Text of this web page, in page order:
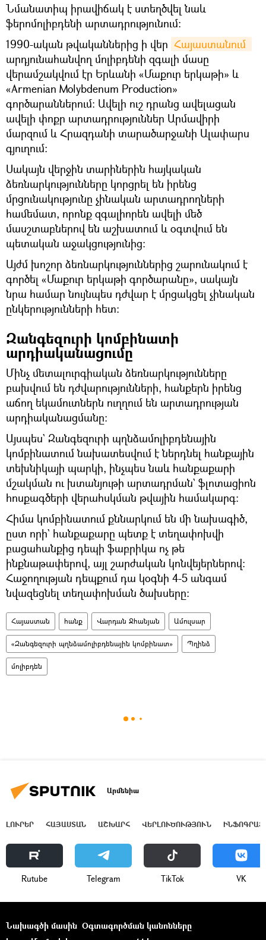
Նմանատիպ իրավիճակ է ստեղծվել նաև
ֆերոմոլիբդենի արտադրությունում։
1990-ական թվականներից ի վեր
արդյունահանվող մոլիբդենի զգալի մասը
վերամշակվում էր Երևանի «Մաքուր երկաթի» և
«Armenian Molybdenum Production»
գործարաններում։ Ավելի ուշ դրանց ավելացան
ավելի փոքր արտադրություններ Արմավիրի
մարզում և Հրազդանի տարածարջանի Ալափարս
գյուղում։
Սակայն վերջին տարիներին հայկական
ձեռնարկությունները կորցրել են իրենց
մրցունակությունը չինական արտադրողների
համեմատ, որոնք զգալիորեն ավելի մեծ
մասշտաբներով են աշխատում և օգտվում են
պետական աջակցությունից։
Այժմ խոշոր ձեռնարկություններից շարունակում է
գործել «Մաքուր երկաթի գործարանը», սակայն
նրա համար նույնպես դժվար է մրցակցել չինական
ընկերությունների հետ։
Զանգեզուրի կոմբինատի
արդիականացումը
Մինչ մետալուրգիական ձեռնարկությունները
բախվում են դժվարությունների, հանքերն իրենց
աճող եկամուտներն ուղղում են արտադրության
արդիականացմանը։
Այսպես` Զանգեզուրի պղնձամոլիբդենային
կոմբինատում նախատեսվում է ներդնել հանքային
տեխնիկայի պարկի, ինչպես նաև հանքաքարի
մշակման ու խտանյութի արտադրման` ֆլոտացիոն
հոսքագծերի վերահսկման թվային համակարգ։
Հիմա կոմբինատում քննարկում են մի նախագիծ,
ըստ որի` հանքաքարը պետք է տեղափոխվի
բացահանքից դեպի ֆաբրիկա ոչ թե
ինքնաթափերով, այլ շարժական կոնվեյերներով։
Հաջողության դեպքում դա կօգնի 4-5 անգամ
նվազեցնել տեղափոխման ծախսերը։
Հայաստան հանք Վարդան Ջհանյան Ամուլսար
«Զանգեզուրի պղնձամոլիբդենային կոմբինատ» Պղինձ
մոլիբդեն
Արմենիա
ԼՈՒՐԵՐ ՀԱՅԱՍՏԱՆ ԱՇԽԱՐՀ ՎԵՐԼՈՒԾՈՒԹՅՈՒՆ
Rutube Telegram ТikТоk VK
Նախագծի մասին Օգտագործման կանոնները